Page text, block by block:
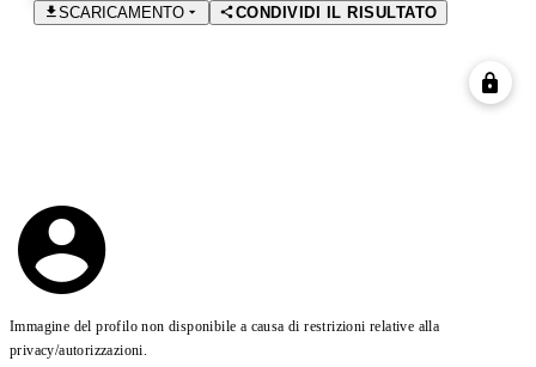
SCARICAMENTO
CONDIVIDI IL RISULTATO
Immagine del profilo non disponibile a causa di restrizioni relative alla
privacy/autorizzazioni.